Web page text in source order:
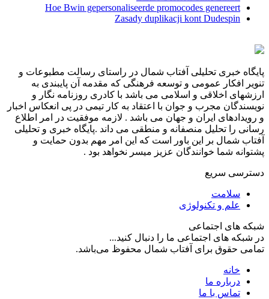
Hoe Bwin gepersonaliseerde promocodes genereert
Zasady duplikacji kont Dudespin
پایگاه خبری تحلیلی آفتاب شمال در راستای رسالت مطبوعات و
تنویر افکار عمومی و توسعه فرهنگی که مقدمه آن پایبندی به
ارزشهای اخلاقی و اسلامی می باشد با کادری روزنامه نگار و
نویسندگان مجرب و جوان با اعتقاد به کار تیمی در پی انعکاس اخبار
و رویدادهای ایران و جهان می باشد . لازمه موفقیت در امر اطلاع
رسانی را تحلیل منصفانه و منطقی می داند .پایگاه خبری و تحلیلی
آفتاب شمال بر این باور است که این امر مهم بدون حمایت و
پشتوانه شما خوانندگان عزیز میسر نخواهد بود .
دسترسی سریع
سلامت
علم و تکنولوژی
شبکه های اجتماعی
در شبکه های اجتماعی ما را دنبال کنید...
تمامی حقوق برای آفتاب شمال محفوظ می‌باشد.
خانه
درباره ما
تماس با ما